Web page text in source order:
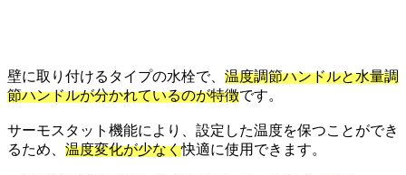
壁に取り付けるタイプの水栓で、 温度調節ハンドルと水量調
節ハンドルが分かれているのが特徴です。
サーモスタット機能により、設定した温度を保つことができ
るため、 温度変化が少なく快適に使用できます。